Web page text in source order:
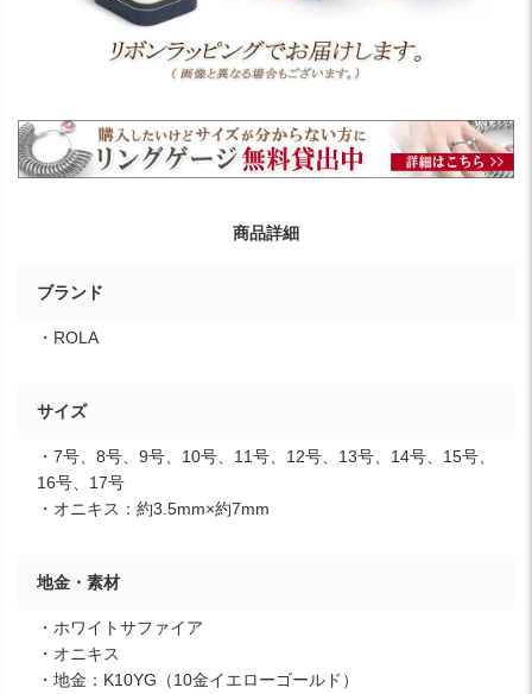
商品詳細
ブランド
・ROLA
サイズ
・7号、8号、9号、10号、11号、12号、13号、14号、15号、
16号、17号
・オニキス：約3.5mm×約7mm
地金・素材
・ホワイトサファイア
・オニキス
・地金：K10YG（10金イエローゴールド）